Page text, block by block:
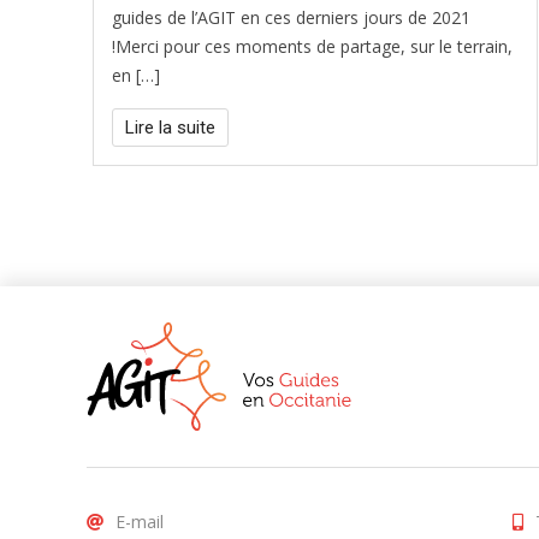
guides de l’AGIT en ces derniers jours de 2021
!Merci pour ces moments de partage, sur le terrain,
en […]
Lire la suite
E-mail